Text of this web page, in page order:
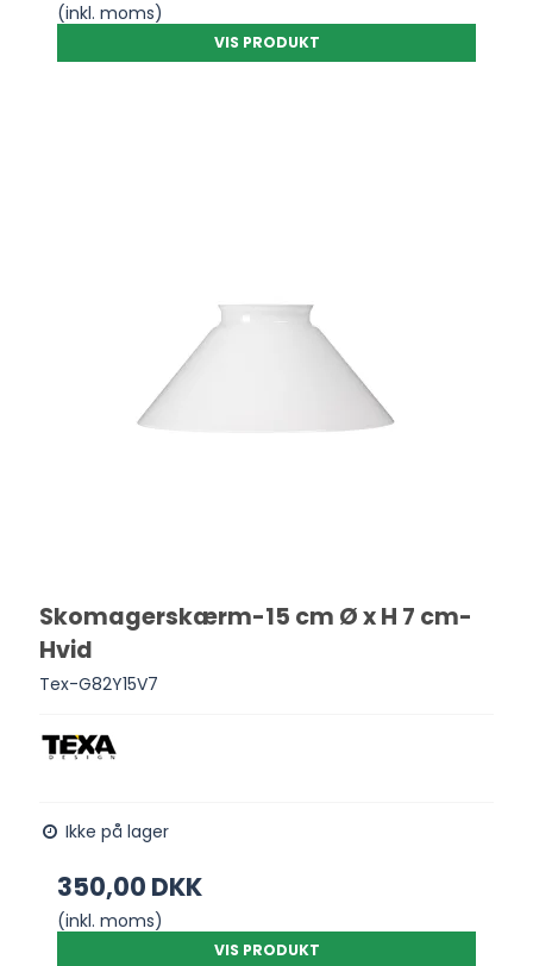
(inkl. moms)
VIS PRODUKT
Skomagerskærm-15 cm Ø x H 7 cm-
Hvid
Tex-G82Y15V7
Ikke på lager
350,00 DKK
(inkl. moms)
VIS PRODUKT